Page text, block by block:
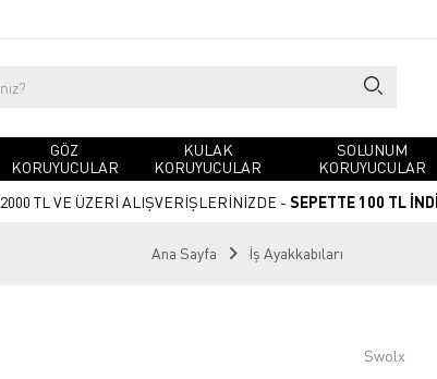
GÖZ
KORUYUCULAR
KULAK
KORUYUCULAR
SOLUNUM
KORUYUCULAR
2000 TL VE ÜZERİ ALIŞVERİŞLERİNİZDE - SEPETTE 100 TL
Ana Sayfa İş Ayakkabıları
Swolx